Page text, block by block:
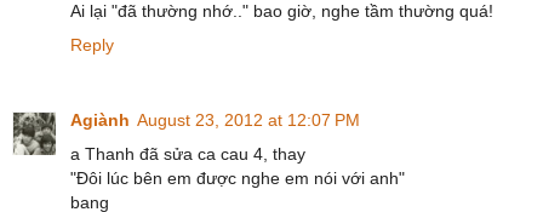
Ai lại "đã thường nhớ.." bao giờ, nghe tầm thường quá!
Reply
Agiành August 23, 2012 at 12:07 PM
a Thanh đã sửa ca cau 4, thay
"Đôi lúc bên em được nghe em nói với anh"
bang